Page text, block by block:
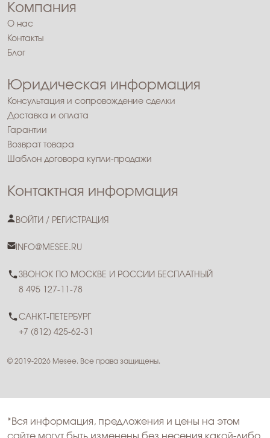
Компания
О нас
Контакты
Блог
Юридическая информация
Консультация и сопровождение сделки
Доставка и оплата
Гарантии
Возврат товара
Шаблон договора купли-продажи
Контактная информация
ВОЙТИ / РЕГИСТРАЦИЯ
INFO@MESEE.RU
ЗВОНОК ПО МОСКВЕ И РОССИИ БЕСПЛАТНЫЙ
8 495 127-11-78
САНКТ-ПЕТЕРБУРГ
+7 (812) 425-62-31
© 2019-2026 Mesee. Все права защищены.
*Вся информация, предложения и цены на этом